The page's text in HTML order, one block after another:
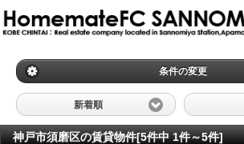
条件の変更
新着順
神戸市須磨区の賃貸物件[5件中 1件～5件]